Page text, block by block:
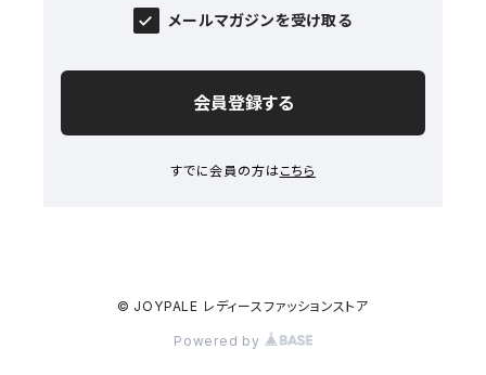
メールマガジンを受け取る
会員登録する
すでに会員の方はこちら
© JOYPALE レディースファッションストア
Powered by